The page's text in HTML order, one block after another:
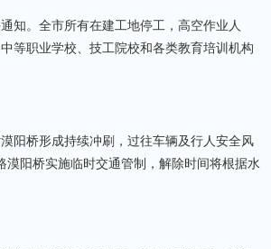
知。全市所有在建工地停工，高空作业人
等职业学校、技工院校和各类教育培训机构
阳桥形成持续冲刷，过往车辆及行人安全风
漠阳桥实施临时交通管制，解除时间将根据水